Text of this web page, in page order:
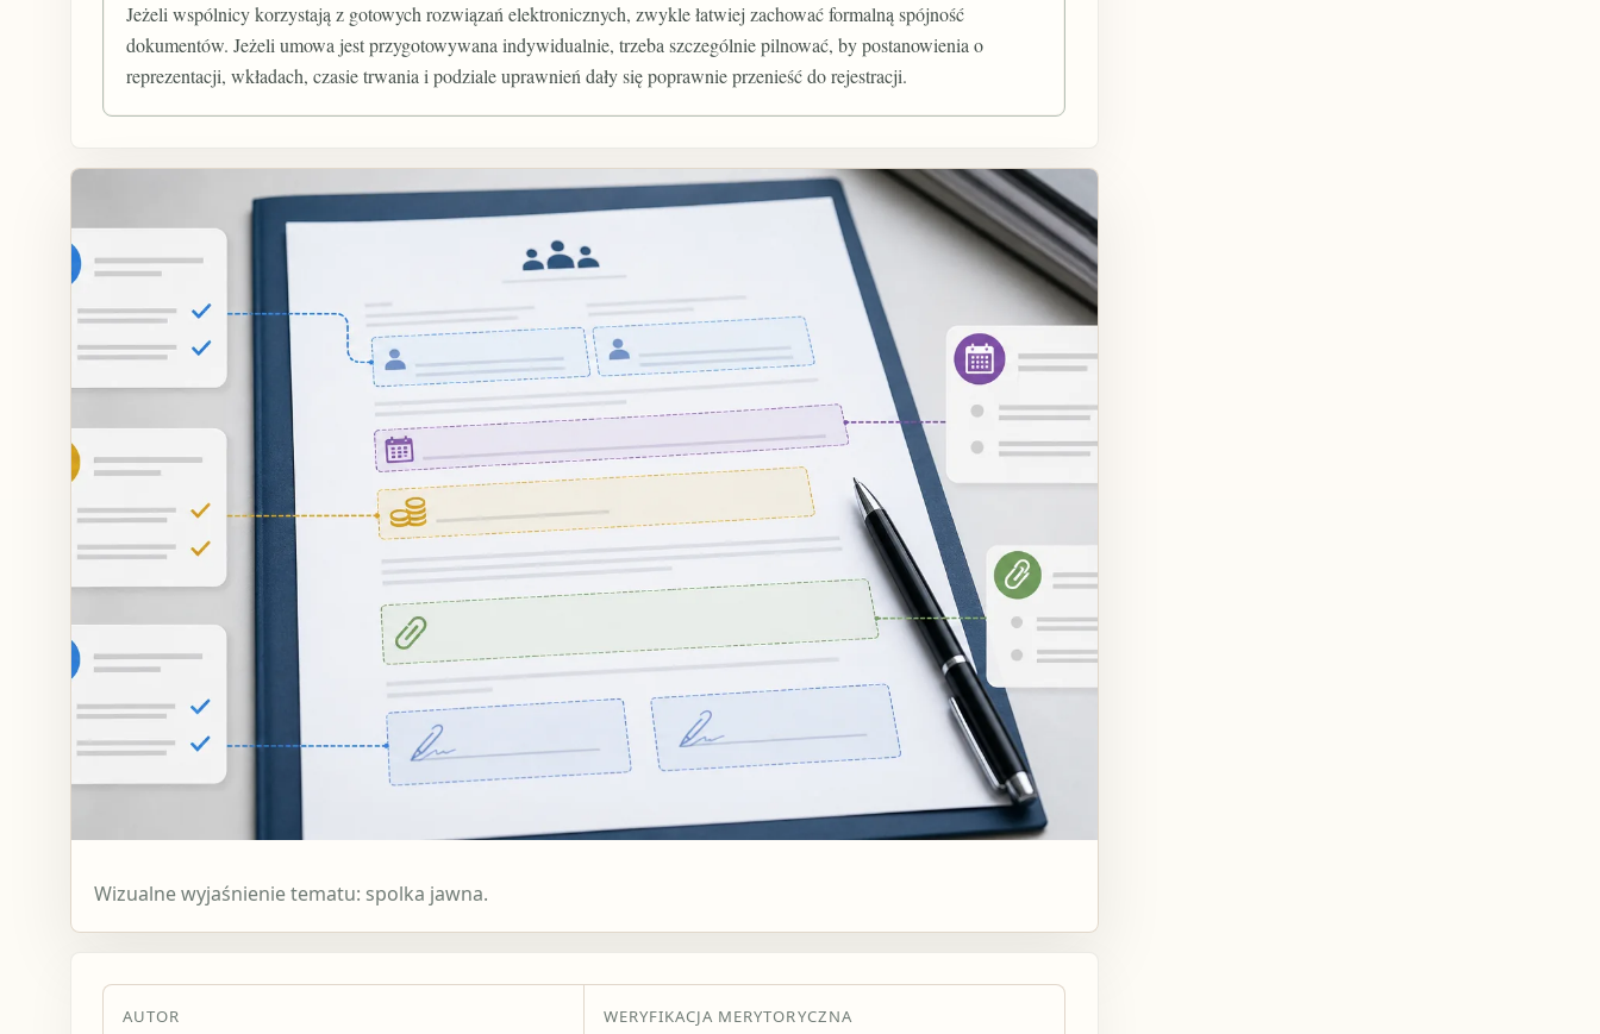
Jeżeli wspólnicy korzystają z gotowych rozwiązań elektronicznych, zwykle łatwiej zachować formalną spójność
dokumentów. Jeżeli umowa jest przygotowywana indywidualnie, trzeba szczególnie pilnować, by postanowienia o
reprezentacji, wkładach, czasie trwania i podziale uprawnień dały się poprawnie przenieść do rejestracji.
Wizualne wyjaśnienie tematu: spolka jawna.
AUTOR WERYFIKACJA MERYTORYCZNA